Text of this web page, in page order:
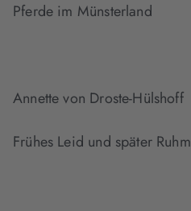
Pferde im Münsterland
Annette von Droste-Hülshoff
Frühes Leid und später Ruhm